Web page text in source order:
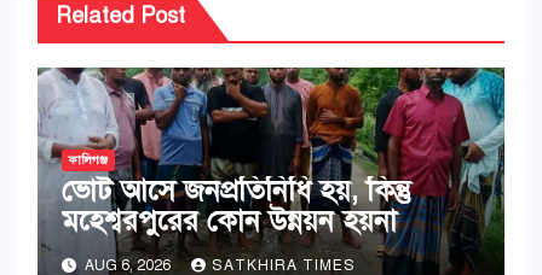
Related Post
কালিগঞ্জ
ভোট আসে জনপ্রতিনিধি হয়, কিন্তু
মহেশ্বরপুরের কোন উন্নয়ন হয়না
AUG 6, 2026 SATKHIRA TIMES